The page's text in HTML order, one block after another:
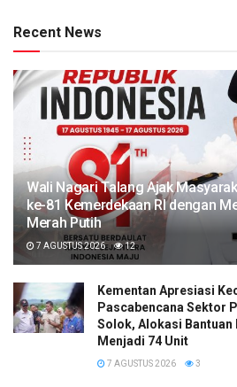
Recent News
Wali Nagari Talang Ajak
ke-81 Kemerdekaan RI dengan
Merah Putih
7 AGUSTUS 2026 12
Kementan Apresiasi
Pascabencana Sektor
Solok, Alokasi
Menjadi 74 Unit
7 AGUSTUS 2026 3